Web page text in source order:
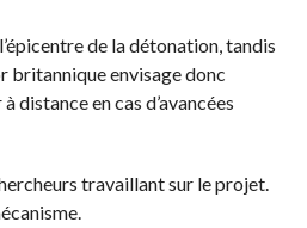
de la détonation, tandis
britannique envisage donc
distance en cas d’avancées
travaillant sur le projet.